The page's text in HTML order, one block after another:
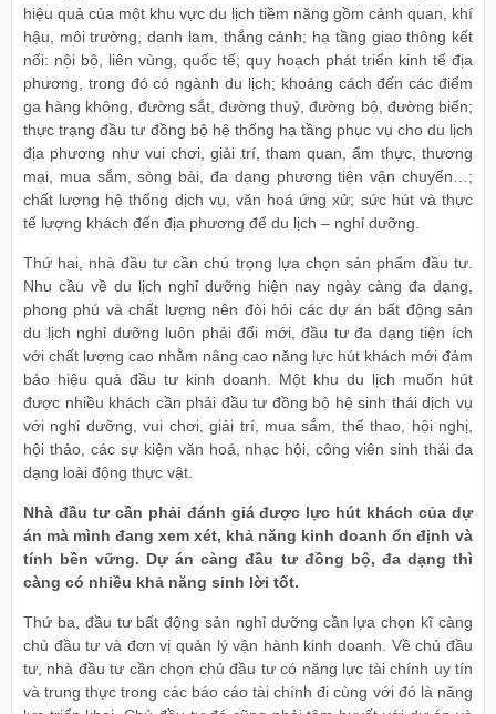
hiệu quả của một khu vực du lịch tiềm năng gồm cảnh quan, khí
hậu, môi trường, danh lam, thắng cảnh; hạ tầng giao thông kết
nối: nội bộ, liên vùng, quốc tế; quy hoạch phát triển kinh tế địa
phương, trong đó có ngành du lịch; khoảng cách đến các điểm
ga hàng không, đường sắt, đường thuỷ, đường bộ, đường biển;
thực trạng đầu tư đồng bộ hệ thống hạ tầng phục vụ cho du lịch
địa phương như vui chơi, giải trí, tham quan, ẩm thực, thương
mại, mua sắm, sòng bài, đa dạng phương tiện vận chuyển…;
chất lượng hệ thống dịch vụ, văn hoá ứng xử; sức hút và thực
tế lượng khách đến địa phương để du lịch – nghỉ dưỡng.
Thứ hai, nhà đầu tư cần chú trọng lựa chọn sản phẩm đầu tư.
Nhu cầu về du lịch nghỉ dưỡng hiện nay ngày càng đa dạng,
phong phú và chất lượng nên đòi hỏi các dự án bất động sản
du lịch nghỉ dưỡng luôn phải đổi mới, đầu tư đa dạng tiện ích
với chất lượng cao nhằm nâng cao năng lực hút khách mới đảm
bảo hiệu quả đầu tư kinh doanh. Một khu du lịch muốn hút
được nhiều khách cần phải đầu tư đồng bộ hệ sinh thái dịch vụ
với nghỉ dưỡng, vui chơi, giải trí, mua sắm, thể thao, hội nghị,
hội thảo, các sự kiện văn hoá, nhạc hội, công viên sinh thái đa
dạng loài động thực vật.
Nhà đầu tư cần phải đánh giá được lực hút khách của dự
án mà mình đang xem xét, khả năng kinh doanh ổn định và
tính bền vững. Dự án càng đầu tư đồng bộ, đa dạng thì
càng có nhiều khả năng sinh lời tốt.
Thứ ba, đầu tư bất động sản nghỉ dưỡng cần lựa chọn kĩ càng
chủ đầu tư và đơn vị quản lý vận hành kinh doanh. Về chủ đầu
tư, nhà đầu tư cần chọn chủ đầu tư có năng lực tài chính uy tín
và trung thực trong các báo cáo tài chính đi cùng với đó là năng